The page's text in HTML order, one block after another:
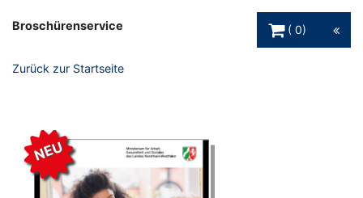
Broschürenservice
0
Zurück zur Startseite
NEU